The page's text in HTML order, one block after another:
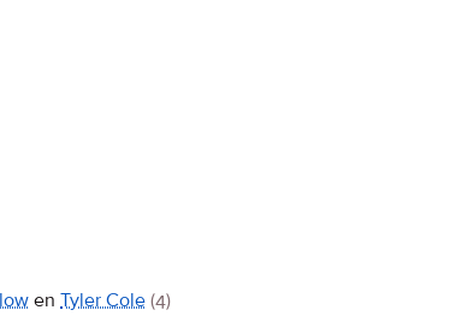
en Tyler Cole (4)